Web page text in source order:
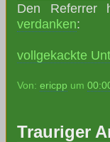
Den
verdanken:
vollgekackte
Von: ericpp um
Trauriger